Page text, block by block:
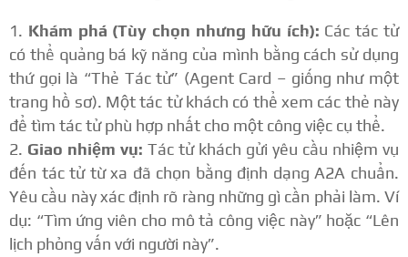
Khám phá (Tùy chọn nhưng hữu ích): Các tác tử
có thể quảng bá kỹ năng của mình bằng cách sử dụng
thứ gọi là “Thẻ Tác tử” (Agent Card – giống như một
trang hồ sơ). Một tác tử khách có thể xem các thẻ này
để tìm tác tử phù hợp nhất cho một công việc cụ thể.
Giao nhiệm vụ: Tác tử khách gửi yêu cầu nhiệm vụ
đến tác tử từ xa đã chọn bằng định dạng A2A chuẩn.
Yêu cầu này xác định rõ ràng những gì cần phải làm. Ví
dụ: “Tìm ứng viên cho mô tả công việc này” hoặc “Lên
lịch phỏng vấn với người này”.